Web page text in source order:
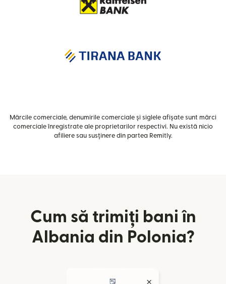
Mărcile comerciale, denumirile comerciale și siglele afișate sunt mărci
comerciale înregistrate ale proprietarilor respectivi. Nu există nicio
afiliere sau susținere din partea Remitly.
Cum să trimiți bani în
Albania din Polonia?